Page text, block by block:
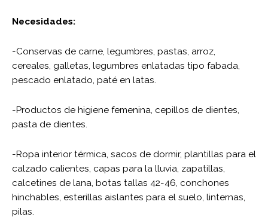
Necesidades:
-Conservas de carne, legumbres, pastas, arroz,
cereales, galletas, legumbres enlatadas tipo fabada,
pescado enlatado, paté en latas.
-Productos de higiene femenina, cepillos de dientes,
pasta de dientes.
-Ropa interior térmica, sacos de dormir, plantillas para el
calzado calientes, capas para la lluvia, zapatillas,
calcetines de lana, botas tallas 42-46, conchones
hinchables, esterillas aislantes para el suelo, linternas,
pilas.